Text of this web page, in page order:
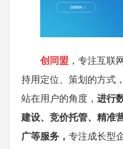
创同盟 ，专注互联
持用定位、策划的方式
站在用户的角度， 进行
建设、竞价托管、精准
广等服务， 专注成长型